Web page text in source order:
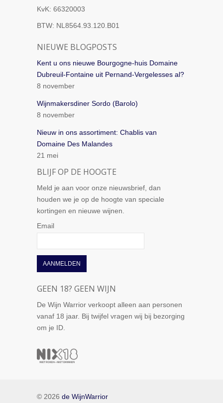
KvK: 66320003
BTW: NL8564.93.120.B01
NIEUWE BLOGPOSTS
Kent u ons nieuwe Bourgogne-huis Domaine
Dubreuil-Fontaine uit Pernand-Vergelesses al?
8 november
Wijnmakersdiner Sordo (Barolo)
8 november
Nieuw in ons assortiment: Chablis van
Domaine Des Malandes
21 mei
BLIJF OP DE HOOGTE
Meld je aan voor onze nieuwsbrief, dan
houden we je op de hoogte van speciale
kortingen en nieuwe wijnen.
Email
GEEN 18? GEEN WIJN
De Wijn Warrior verkoopt alleen aan personen
vanaf 18 jaar. Bij twijfel vragen wij bij bezorging
om je ID.
© 2026 de WijnWarrior